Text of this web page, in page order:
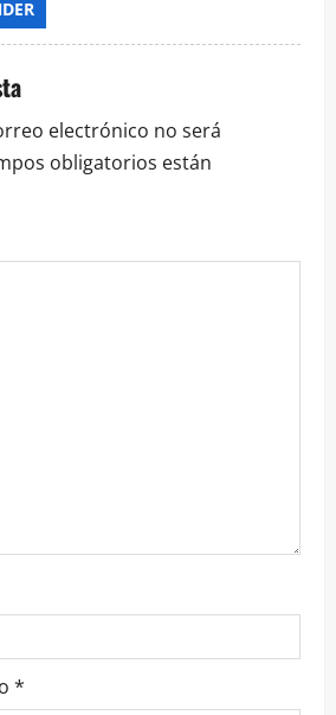
electrónico no será
obligatorios están
*